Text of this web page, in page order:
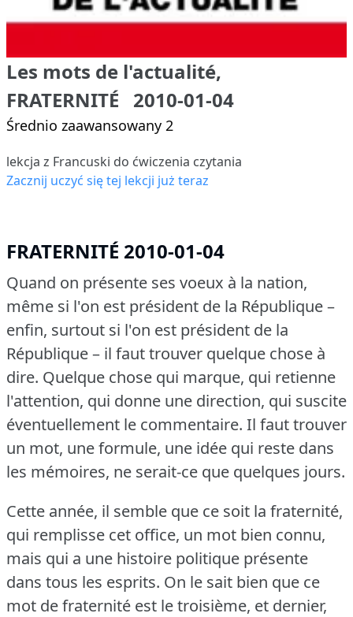
Les mots de l'actualité,
FRATERNITÉ 2010-01-04
Średnio zaawansowany 2
lekcja z Francuski do ćwiczenia czytania
Zacznij uczyć się tej lekcji już teraz
FRATERNITÉ 2010-01-04
Quand on présente ses voeux à la nation,
même si l'on est président de la République –
enfin, surtout si l'on est président de la
République – il faut trouver quelque chose à
dire. Quelque chose qui marque, qui retienne
l'attention, qui donne une direction, qui suscite
éventuellement le commentaire. Il faut trouver
un mot, une formule, une idée qui reste dans
les mémoires, ne serait-ce que quelques jours.
Cette année, il semble que ce soit la fraternité,
qui remplisse cet office, un mot bien connu,
mais qui a une histoire politique présente
dans tous les esprits. On le sait bien que ce
mot de fraternité est le troisième, et dernier,